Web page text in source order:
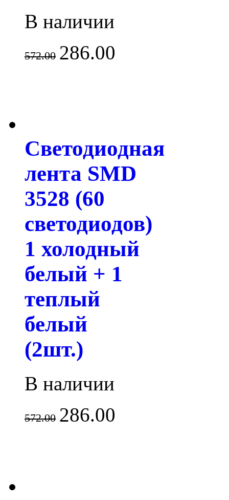
В наличии
572.00 286.00
Светодиодная
лента SMD
3528 (60
светодиодов)
1 холодный
белый + 1
теплый
белый
(2шт.)
В наличии
572.00 286.00